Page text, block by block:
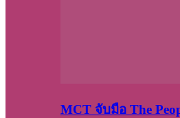
MCT จับมือ The